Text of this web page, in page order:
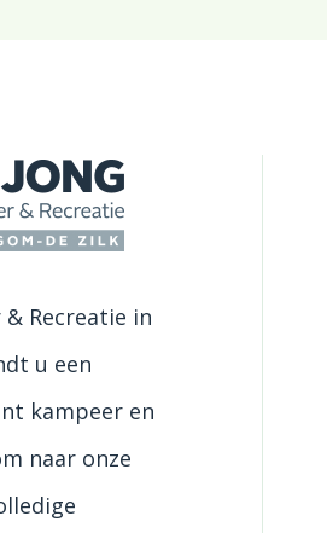
& Recreatie in
u een
kampeer en
naar onze